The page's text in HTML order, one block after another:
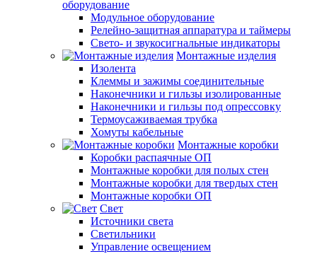
оборудование
Модульное оборудование
Релейно-защитная аппаратура и таймеры
Свето- и звукосигнальные индикаторы
Монтажные изделия
Изолента
Клеммы и зажимы соединительные
Наконечники и гильзы изолированные
Наконечники и гильзы под опрессовку
Термоусаживаемая трубка
Хомуты кабельные
Монтажные коробки
Коробки распаячные ОП
Монтажные коробки для полых стен
Монтажные коробки для твердых стен
Монтажные коробки ОП
Свет
Источники света
Светильники
Управление освещением